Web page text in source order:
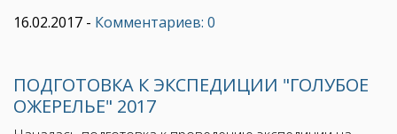
16.02.2017 - Комментариев: 0
ПОДГОТОВКА К ЭКСПЕДИЦИИ "ГОЛУБОЕ
ОЖЕРЕЛЬЕ" 2017